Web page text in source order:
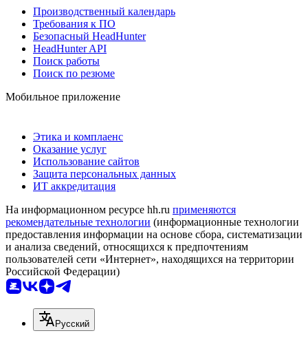
Производственный календарь
Требования к ПО
Безопасный HeadHunter
HeadHunter API
Поиск работы
Поиск по резюме
Мобильное приложение
Этика и комплаенс
Оказание услуг
Использование сайтов
Защита персональных данных
ИТ аккредитация
На информационном ресурсе hh.ru применяются
рекомендательные технологии (информационные технологии
предоставления информации на основе сбора, систематизации
и анализа сведений, относящихся к предпочтениям
пользователей сети «Интернет», находящихся на территории
Российской Федерации)
Русский